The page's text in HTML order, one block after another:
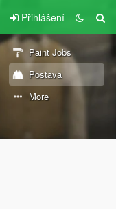
Přihlášení
Paint Jobs
Postava
More